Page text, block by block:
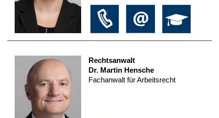
Rechtsanwalt
Dr. Martin Hensche
Fachanwalt für Arbeitsrecht